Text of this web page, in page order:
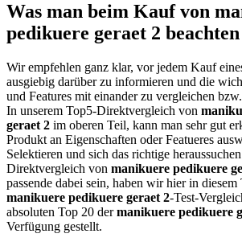
Was man beim Kauf von
pedikuere geraet 2
Wir empfehlen ganz klar, vor jedem Kauf
ausgiebig darüber zu informieren und die
und Features mit einander zu vergleichen
In unserem Top5-Direktvergleich von
geraet 2 im oberen Teil, kann man sehr gut
Produkt an Eigenschaften oder Featueres
Selektieren und sich das richtige
Direktvergleich von manikuere pedikuere
passende dabei sein, haben wir hier in diesem
manikuere pedikuere geraet 2-Test-
absoluten Top 20 dermanikuere pedikuere
Verfügung gestellt.